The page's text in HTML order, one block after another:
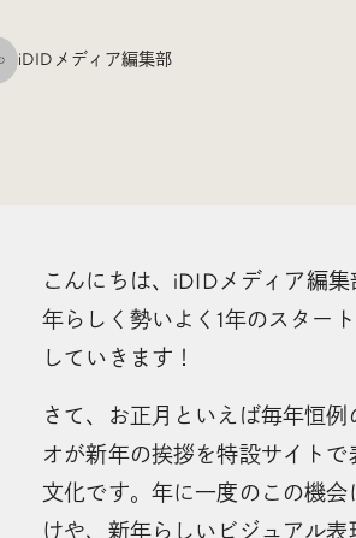
iDIDメディア編集部
こんにちは、iDIDメディア編
年らしく勢いよく1年のスター
していきます！
さて、お正月といえば毎年恒
オが新年の挨拶を特設サイト
文化です。年に一度のこの機
けや、新年らしいビジュアル